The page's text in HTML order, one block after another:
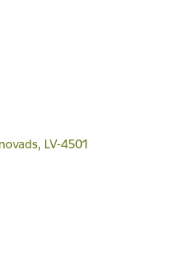
LV-4501